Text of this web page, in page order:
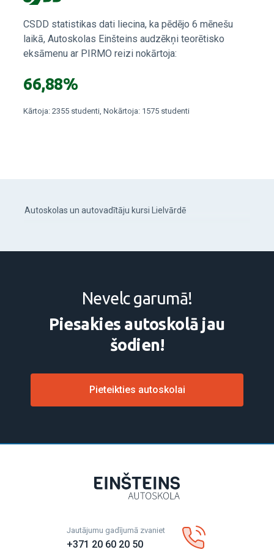
CSDD statistikas dati liecina, ka pēdējo 6 mēnešu
laikā, Autoskolas Einšteins audzēkņi teorētisko
eksāmenu ar PIRMO reizi nokārtoja:
66,88%
Kārtoja: 2355 studenti, Nokārtoja: 1575 studenti
Autoskolas un autovadītāju kursi Lielvārdē
Nevelc garumā!
Piesakies autoskolā jau
šodien!
Pieteikties autoskolai
Jautājumu gadījumā zvaniet
+371 20 60 20 50